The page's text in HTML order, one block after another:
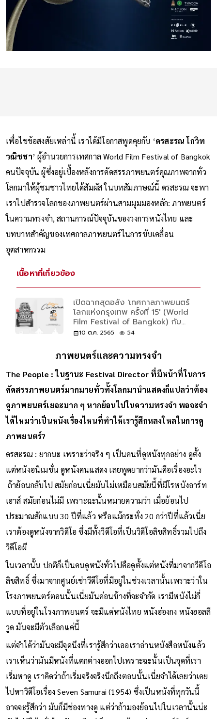
เพื่อไขข้อสงสัยเหล่านี้ เราได้มีโอกาสพูดคุยกับ ‘ดรสะรณ โกวิท
วณิชชา’ ผู้อำนวยการเทศกาล World Film Festival of Bangkok
คนปัจจุบัน ผู้ซึ่งอยู่เบื้องหลังการคัดสรรภาพยนตร์คุณภาพจากทั่ว
โลกมาให้ผู้ชมชาวไทยได้สัมผัส ในบทสัมภาษณ์นี้ ดรสะรณ จะพา
เราไปสำรวจโลกของภาพยนตร์ผ่านสามมุมมองหลัก: ภาพยนตร์
ในความทรงจำ, สถานการณ์ปัจจุบันของวงการหนังไทย และ
บทบาทสำคัญของเทศกาลภาพยนตร์ในการขับเคลื่อน
อุตสาหกรรม
เนื้อหาที่เกี่ยวข้อง
เปิดฉากสุดอลัง 'เทศกาลภาพยนตร์
โลกแห่งกรุงเทพ ครั้งที่ 15' (World
Film Festival of Bangkok) กับ
หนังจาก 30 ประเทศ
10 ต.ค. 2565 54
ภาพยนตร์และความทรงจำ
The People : ในฐานะ Festival Director ที่มีหน้าที่ในการ
คัดสรรภาพยนตร์มากมายทั่วทั้งโลกมานำแสดงก็แปลว่าต้อง
ดูภาพยนตร์เยอะมาก ๆ หากย้อนไปในความทรงจำ พอจะจำ
ได้ไหมว่าเป็นหนังเรื่องไหนที่ทำให้เรารู้สึกหลงใหลในการดู
ภาพยนตร์?
ดรสะรณ : ยากนะ เพราะว่าจริง ๆ เป็นคนที่ดูหนังทุกอย่าง ดูตั้ง
แต่หนังอนิเมชั่น ดูหนังคนแสดง เลยพูดยากว่ามันคือเรื่องอะไร
ถ้าย้อนกลับไป สมัยก่อนเนี่ยมันไม่เหมือนสมัยนี้ที่มีโรหนังอาร์ท
เฮาส์ สมัยก่อนไม่มี เพราะฉะนั้นหมายความว่า เมื่อย้อนไป
ประมาณสักแบบ 30 ปีที่แล้ว หรือแม้กระทั่ง 20 กว่าปีที่แล้วเนี่ย
เราต้องดูหนังจากวิดีโอ ซึ่งมีทั้งวีดีโอที่เป็นวิดีโอลิขสิทธิ์รวมไปถึง
วิดีโอผี
ในเวลานั้น ปกติก็เป็นคนดูหนังทั่วไปคือดูตั้งแต่หนังที่มาจากวีดีโอ
ลิขสิทธิ์ ซึ่งมาจากศูนย์เช่าวีดีโอที่มีอยู่ในช่วงเวลานั้นเพราะว่าใน
โรงภาพยนตร์ตอนนั้นเนี่ยมันค่อนข้างที่จะจํากัด เรามีหนังไม่กี่
แบบที่อยู่ในโรงภาพยนตร์ จะมีแค่หนังไทย หนังฮ่องกง หนังฮอลลี
วูด มันจะมีตัวเลือกแค่นี้
แต่จําได้ว่ามันจะมีจุดนึงที่เรารู้สึกว่าเออเราอ่านหนังสือหนังแล้ว
เราเห็นว่ามันมีหนังที่แตกต่างออกไปเพราะฉะนั้นเป็นจุดที่เรา
เริ่มหาดู เราคิดว่าถ้าเริ่มจริงจริงนึกถึงตอนนั้นเนี่ยจําได้เลยว่าเคย
ไปหาวิดีโอเรื่อง Seven Samurai (1954) ซึ่งเป็นหนังที่ทุกวันนี้
อาจจะรู้สึกว่า มันก็มีช่องทางดู แต่ว่าถ้ามองย้อนไปในเวลานั้นน่ะ